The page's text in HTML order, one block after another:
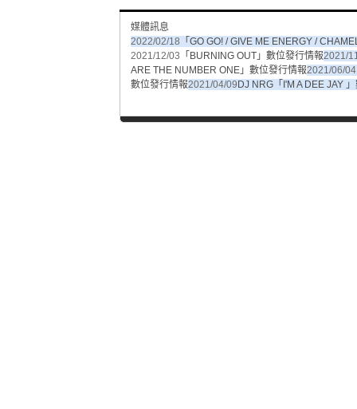
媒體訊息
2022/02/18 「GO GO! / GIVE ME ENERGY /
2021/12/03 「BURNING OUT」數位發行情報2021/
ARE THE NUMBER ONE」數位發行情報2021/06/04
數位發行情報2021/04/09 DJ NRG「I'M A DEE JAY